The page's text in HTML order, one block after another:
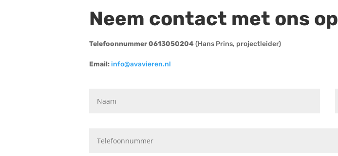
Neem contact met ons op
Telefoonnummer 0613050204 (Hans Prins, projectleider)
Email: info@avavieren.nl